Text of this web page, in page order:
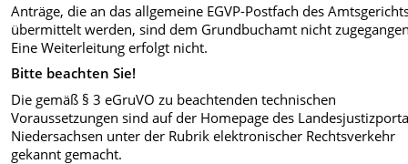
Anträge, die an das allgemeine EGVP-Postfach des
übermittelt werden, sind dem Grundbuchamt nicht
Eine Weiterleitung erfolgt nicht.
Bitte beachten Sie!
Die gemäß § 3 eGruVO zu beachtenden technischen
Voraussetzungen sind auf der Homepage des
Niedersachsen unter der Rubrik elektronischer Rechtsverkehr
gekannt gemacht.